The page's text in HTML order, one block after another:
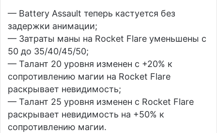
— Battery Assault теперь кастуется без
задержки анимации;
— Затраты маны на Rocket Flare уменьшены с
50 до 35/40/45/50;
— Талант 20 уровня изменен с +20% к
сопротивлению магии на Rocket Flare
раскрывает невидимость;
— Талант 25 уровня изменен с Rocket Flare
раскрывает невидимость на +50% к
сопротивлению магии.